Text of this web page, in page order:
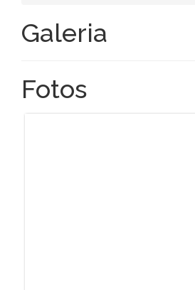
Galeria
Fotos